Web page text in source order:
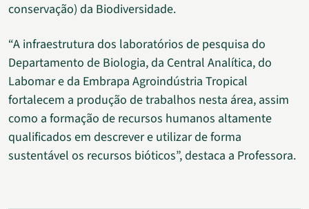
conservação) da Biodiversidade.
“A infraestrutura dos laboratórios de pesquisa do
Departamento de Biologia, da Central Analítica, do
Labomar e da Embrapa Agroindústria Tropical
fortalecem a produção de trabalhos nesta área, assim
como a formação de recursos humanos altamente
qualificados em descrever e utilizar de forma
sustentável os recursos bióticos”, destaca a Professora.